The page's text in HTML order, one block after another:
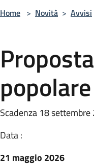
Home > Novità > Avvisi
Scadenza 18
Data :
21 maggio 2026